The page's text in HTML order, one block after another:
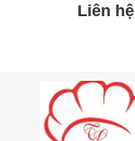
Liên hệ